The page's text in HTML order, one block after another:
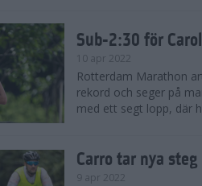
Sub-2:30 för
10 apr 2022
Rotterdam Marathon
rekord och seger på
med ett segt lopp, där
Carro tar nya
9 apr 2022